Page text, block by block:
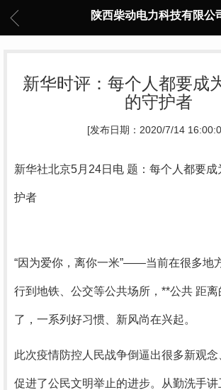
陕西柴动电力科技有限公
新华时评：每个人都要成
的守护者
[发布日期：2020/7/14
新华社北京5月24日电 题：每个人都要成
护者
“因为爱你，离你一米”——当前在很多地
行到地铁、公交等公共场所，**公共 距
了，一系列好习惯、新风尚在兴起。
此次疫情防控人民战争倒逼出很多新观
促进了公民文明举止的进步。从勤洗手